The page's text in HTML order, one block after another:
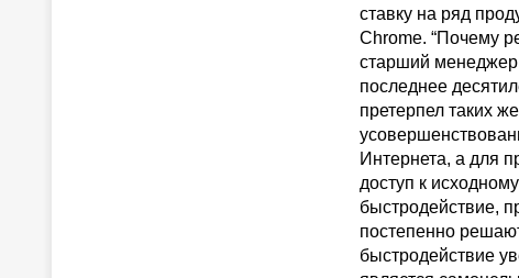
ставку на ряд
Chrome. “Почему
старший
последнее
претерпел таких
Интернета, а для
доступ к
быстродействие,
постепенно
быстродействие